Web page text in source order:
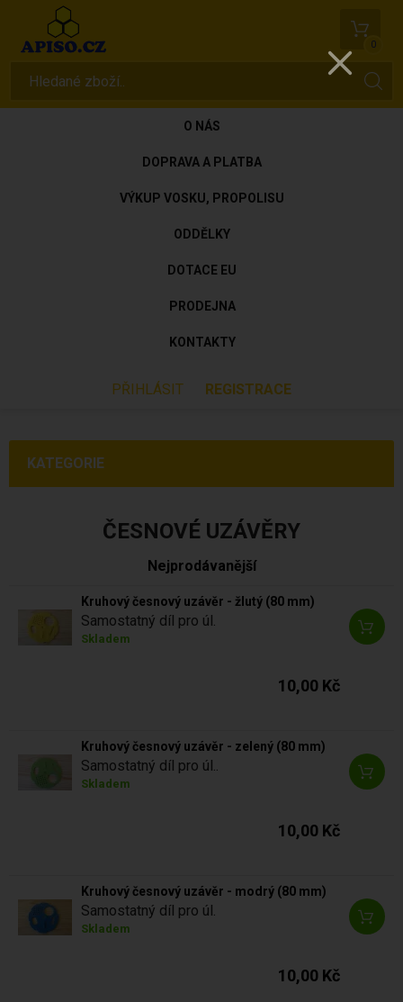
0
O NÁS
DOPRAVA A PLATBA
VÝKUP VOSKU, PROPOLISU
ODDĚLKY
DOTACE EU
PRODEJNA
KONTAKTY
PŘIHLÁSIT REGISTRACE
KATEGORIE
ČESNOVÉ UZÁVĚRY
Nejprodávanější
Kruhový česnový uzávěr - žlutý (80 mm)
Samostatný díl pro úl.
Skladem
10,00 Kč
Kruhový česnový uzávěr - zelený (80 mm)
Samostatný díl pro úl..
Skladem
10,00 Kč
Kruhový česnový uzávěr - modrý (80 mm)
Samostatný díl pro úl.
Skladem
10,00 Kč